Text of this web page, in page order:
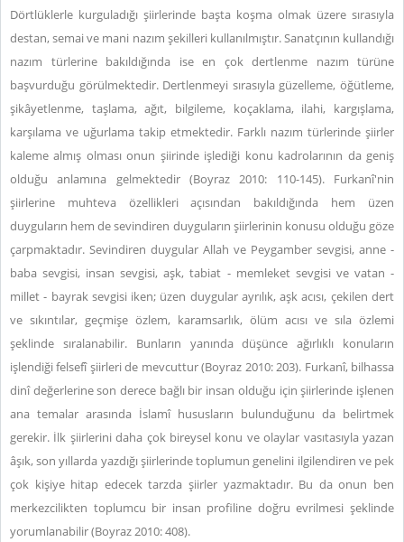
Dörtlüklerle kurguladığı şiirlerinde başta koşma olmak üzere sırasıyla
destan, semai ve mani nazım şekilleri kullanılmıştır. Sanatçının kullandığı
nazım türlerine bakıldığında ise en çok dertlenme nazım türüne
başvurduğu görülmektedir. Dertlenmeyi sırasıyla güzelleme, öğütleme,
şikâyetlenme, taşlama, ağıt, bilgileme, koçaklama, ilahi, kargışlama,
karşılama ve uğurlama takip etmektedir. Farklı nazım türlerinde şiirler
kaleme almış olması onun şiirinde işlediği konu kadrolarının da geniş
olduğu anlamına gelmektedir (Boyraz 2010: 110-145). Furkanî'nin
şiirlerine muhteva özellikleri açısından bakıldığında hem üzen
duyguların hem de sevindiren duyguların şiirlerinin konusu olduğu göze
çarpmaktadır. Sevindiren duygular Allah ve Peygamber sevgisi, anne -
baba sevgisi, insan sevgisi, aşk, tabiat - memleket sevgisi ve vatan -
millet - bayrak sevgisi iken; üzen duygular ayrılık, aşk acısı, çekilen dert
ve sıkıntılar, geçmişe özlem, karamsarlık, ölüm acısı ve sıla özlemi
şeklinde sıralanabilir. Bunların yanında düşünce ağırlıklı konuların
işlendiği felsefî şiirleri de mevcuttur (Boyraz 2010: 203). Furkanî, bilhassa
dinî değerlerine son derece bağlı bir insan olduğu için şiirlerinde işlenen
ana temalar arasında İslamî hususların bulunduğunu da belirtmek
gerekir. İlk şiirlerini daha çok bireysel konu ve olaylar vasıtasıyla yazan
âşık, son yıllarda yazdığı şiirlerinde toplumun genelini ilgilendiren ve pek
çok kişiye hitap edecek tarzda şiirler yazmaktadır. Bu da onun ben
merkezcilikten toplumcu bir insan profiline doğru evrilmesi şeklinde
yorumlanabilir (Boyraz 2010: 408).